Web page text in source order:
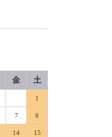
金 土
1
7 8
14 15